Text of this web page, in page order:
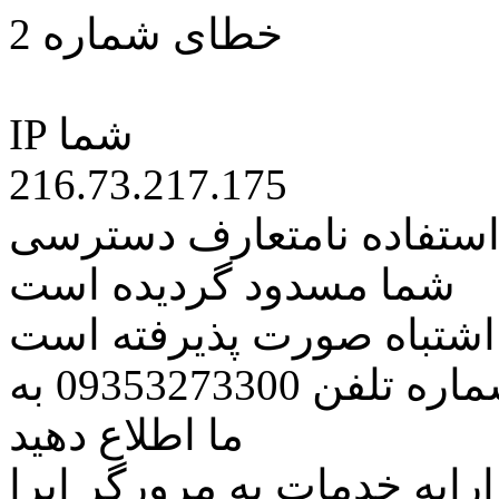
خطای شماره 2
IP شما
216.73.217.175
نامتعارف دسترسی
شما مسدود گردیده است
اشتباه صورت پذیرفته است
مراتب این مسئله را از طریق شماره تلفن 09353273300 به
ما اطلاع دهید
خدمات به مرورگر اپرا